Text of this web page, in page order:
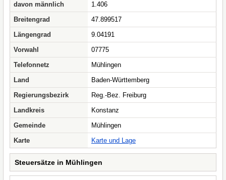
davon männlich
1.406
Breitengrad
47.899517
Längengrad
9.04191
Vorwahl
07775
Telefonnetz
Mühlingen
Land
Baden-Württemberg
Regierungsbezirk
Reg.-Bez. Freiburg
Landkreis
Konstanz
Gemeinde
Mühlingen
Karte
Karte und Lage
Steuersätze in Mühlingen